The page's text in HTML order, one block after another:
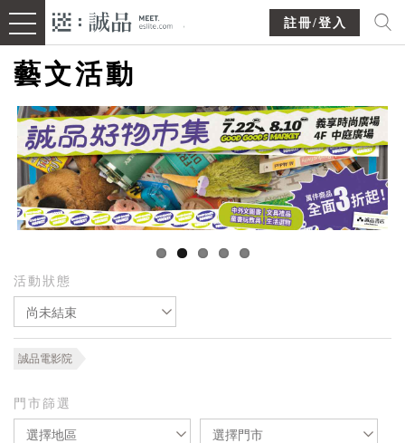
註冊/登入
藝文活動
活動狀態
尚未結束
誠品電影院
門市篩選
選擇地區 選擇門市